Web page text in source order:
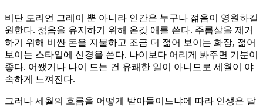
비단 도리언 그레이 뿐 아니라 인간은 누구나 젊음이 영원하길
원한다. 젊음을 유지하기 위해 온갖 애를 쓴다. 주름살을 제거
하기 위해 비싼 돈을 지불하고 조금 더 젊어 보이는 화장, 젊어
보이는 스타일에 신경을 쓴다. 나이보다 어리게 봐주면 기분이
좋다. 어쨌거나 나이 드는 건 유쾌한 일이 아니므로 세월이 야
속하게 느껴진다.
그러나 세월의 흐름을 어떻게 받아들이느냐에 따라 인생은 달